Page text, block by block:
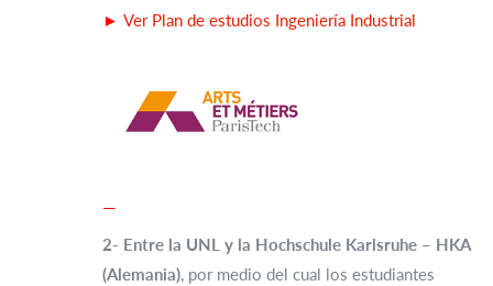
► Ver Plan de estudios Ingeniería Industrial
—
2- Entre la UNL y la Hochschule Karlsruhe – HKA
(Alemania), por medio del cual los estudiantes